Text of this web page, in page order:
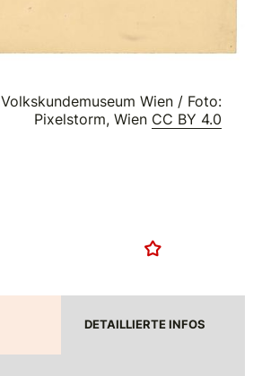
Volkskundemuseum Wien / Foto:
Pixelstorm, Wien CC BY 4.0
DETAILLIERTE INFOS